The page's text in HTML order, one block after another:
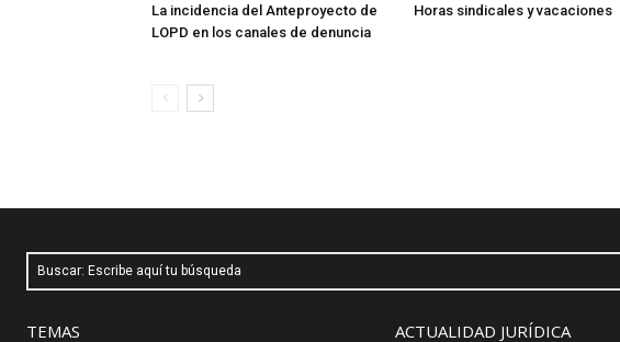
La incidencia del Anteproyecto de
LOPD en los canales de denuncia
Horas sindicales y vacaciones
Buscar: Escribe aquí tu búsqueda
TEMAS ACTUALIDAD JURÍDICA